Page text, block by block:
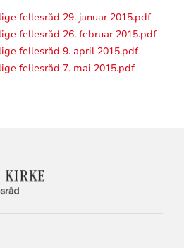
fellesråd 29. januar 2015.pdf
fellesråd 26. februar 2015.pdf
fellesråd 9. april 2015.pdf
fellesråd 7. mai 2015.pdf
KONTAKTINFORMASJON